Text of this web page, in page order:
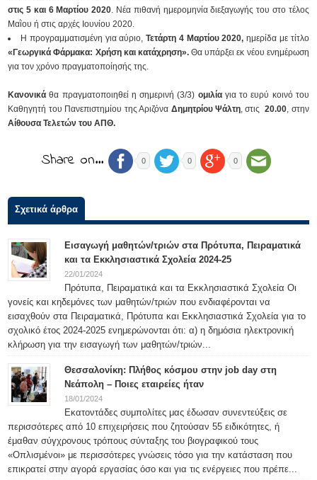
στις 5 και 6 Μαρτίου 2020. Νέα πιθανή ημερομηνία διεξαγωγής του στο τέλος
Μαῒου ή στις αρχές Ιουνίου 2020.
Η προγραμματισμένη για αύριο,Τετάρτη 4 Μαρτίου 2020, ημερίδα με τίτλο
«Γεωργικά Φάρμακα: Χρήση και κατάχρηση».Θα υπάρξει εκ νέου ενημέρωση
για τον χρόνο πραγματοποίησής της.
Κανονικά θα πραγματοποιηθεί η σημερινή (3/3) ομιλίαγια το ευρύ κοινό του
Καθηγητή του Πανεπιστημίου της Αριζόνα Δημητρίου Ψάλτη, στις 20.00, στην
Αίθουσα Τελετών του ΑΠΘ.
Share on… 0 0 0
Σχετικά άρθρα
Εισαγωγή μαθητών/τριών στα Πρότυπα, Πειραματικά
και τα Εκκλησιαστικά Σχολεία 2024-25
22/01/2024
Πρότυπα, Πειραματικά και τα Εκκλησιαστικά Σχολεία Οι
γονείς και κηδεμόνες των μαθητών/τριών που ενδιαφέρονται να
εισαχθούν στα Πειραματικά, Πρότυπα και Εκκλησιαστικά Σχολεία για το
σχολικό έτος 2024-2025 ενημερώνονται ότι: α) η δημόσια ηλεκτρονική
κλήρωση για την εισαγωγή των μαθητών/τριών...
Θεσσαλονίκη: Πλήθος κόσμου στην job day στη
Νεάπολη – Ποιες εταιρείες ήταν
18/01/2024
Εκατοντάδες συμπολίτες μας έδωσαν συνεντεύξεις σε
περισσότερες από 10 επιχειρήσεις που ζητούσαν 55 ειδικότητες, ή
έμαθαν σύγχρονους τρόπους σύνταξης του βιογραφικού τους
«Οπλισμένοι» με περισσότερες γνώσεις τόσο για την κατάσταση που
επικρατεί στην αγορά εργασίας όσο και για τις ενέργειες που πρέπε...